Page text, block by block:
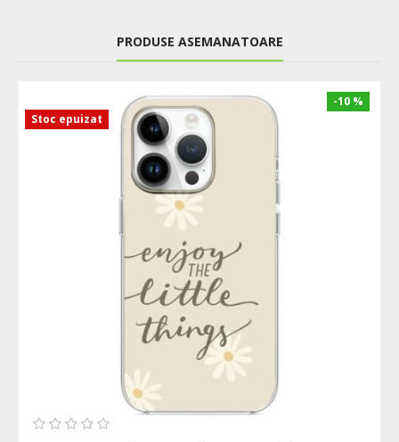
PRODUSE ASEMANATOARE
-10 %
Stoc epuizat